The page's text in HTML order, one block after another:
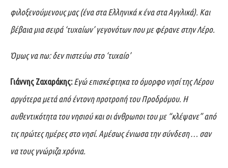
φιλοξενούμενους μας (ένα στα Ελληνικά κ ένα στα Αγγλικά). Και
βέβαια μια σειρά ‘τυχαίων’ γεγονότων που με φέρανε στην Λέρο.
Όμως να πω: δεν πιστεύω στο ‘τυχαίο’
Γιάννης Ζαχαράκης:Εγώ επισκέφτηκα το όμορφο νησί της Λέρου
αργότερα μετά από έντονη προτροπή του Προδρόμου. Η
αυθεντικότητα του νησιού και οι άνθρωποι του με “κλέψανε” από
τις πρώτες ημέρες στο νησί. Αμέσως ένιωσα την σύνδεση … σαν
να τους γνώριζα χρόνια.